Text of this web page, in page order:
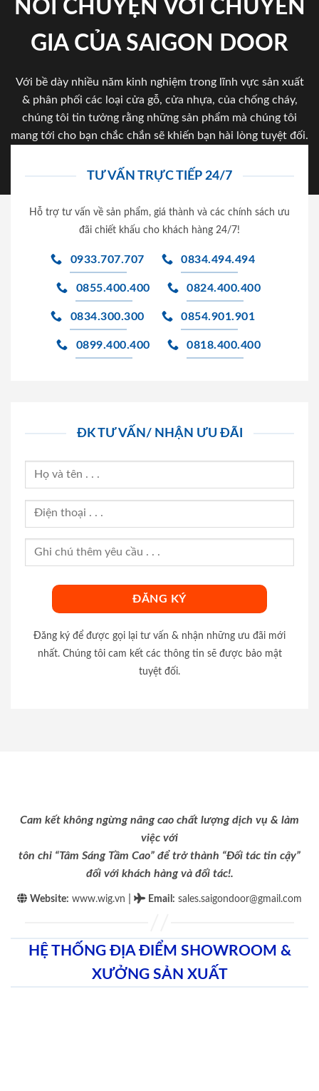
NÓI CHUYỆN VỚI CHUYÊN
GIA CỦA SAIGON DOOR
Với bề dày nhiều năm kinh nghiệm trong lĩnh vực sản xuất
& phân phối các loại cửa gỗ, cửa nhựa, của chống cháy,
chúng tôi tin tưởng rằng những sản phẩm mà chúng tôi
mang tới cho bạn chắc chắn sẽ khiến bạn hài lòng tuyệt đối.
TƯ VẤN TRỰC TIẾP 24/7
Hỗ trợ tư vấn về sản phẩm, giá thành và các chính sách ưu
đãi chiết khấu cho khách hàng 24/7!
0933.707.707 0834.494.494
0855.400.400 0824.400.400
0834.300.300 0854.901.901
0899.400.400 0818.400.400
ĐK TƯ VẤN/ NHẬN ƯU ĐÃI
Đăng ký để được gọi lại tư vấn & nhận những ưu đãi mới
nhất. Chúng tôi cam kết các thông tin sẽ được bảo mật
tuyệt đối.
Cam kết không ngừng nâng cao chất lượng dịch vụ & làm
việc với
tôn chỉ “Tâm Sáng Tầm Cao” để trở thành “Đối tác tin cậy”
đối với khách hàng và đối tác!.
Website: www.wig.vn Email : sales.saigondoor@gmail.com
HỆ THỐNG ĐỊA ĐIỂM SHOWROOM &
XƯỞNG SẢN XUẤT